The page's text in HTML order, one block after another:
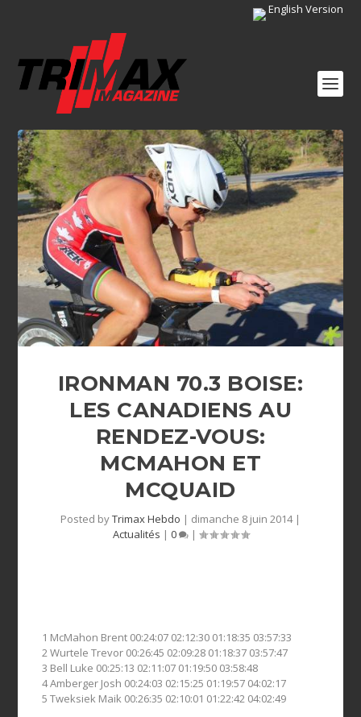
English Version
IRONMAN 70.3 BOISE:
LES CANADIENS AU
RENDEZ-VOUS:
MCMAHON ET
MCQUAID
Posted byTrimax Hebdo | dimanche 8 juin 2014|
Actualités | 0 |
1 McMahon Brent 00:24:07 02:12:30 01:18:35 03:57:33
2 Wurtele Trevor 00:26:45 02:09:28 01:18:37 03:57:47
3 Bell Luke 00:25:13 02:11:07 01:19:50 03:58:48
4 Amberger Josh 00:24:03 02:15:25 01:19:57 04:02:17
5 Tweksiek Maik 00:26:35 02:10:01 01:22:42 04:02:49